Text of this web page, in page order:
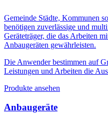
Gemeinde Städte, Kommunen
benötigen zuverlässige und
Geräteträger, die das Arbeiten
Anbaugeräten gewährleisten.
Die Anwender bestimmen auf
Leistungen und Arbeiten die
Produkte ansehen
Anbaugeräte